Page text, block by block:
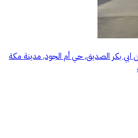
ابي بكر الصديق, حي أم الجود, مدينة مكة